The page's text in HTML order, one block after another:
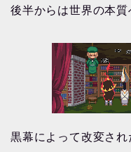
後半からは世界の本質
黒幕によって改変され